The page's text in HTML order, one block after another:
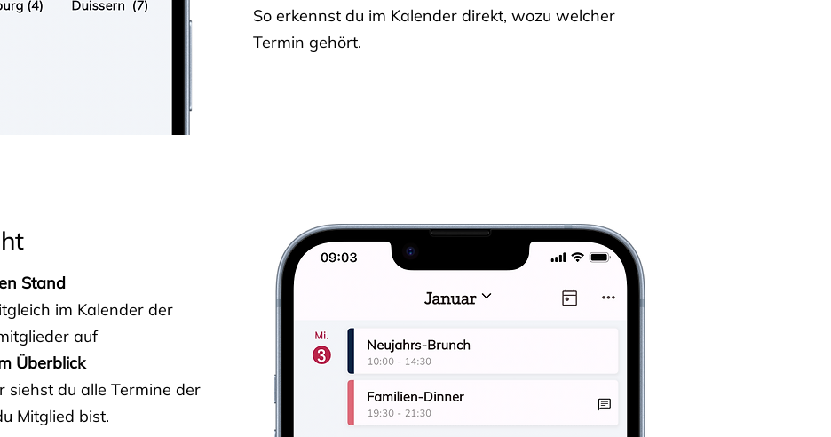
So erkennst du im Kalender direkt, wozu welcher
Termin gehört.
Stand
im Kalender der
auf
Überblick
siehst du alle Termine der
Mitglied bist.